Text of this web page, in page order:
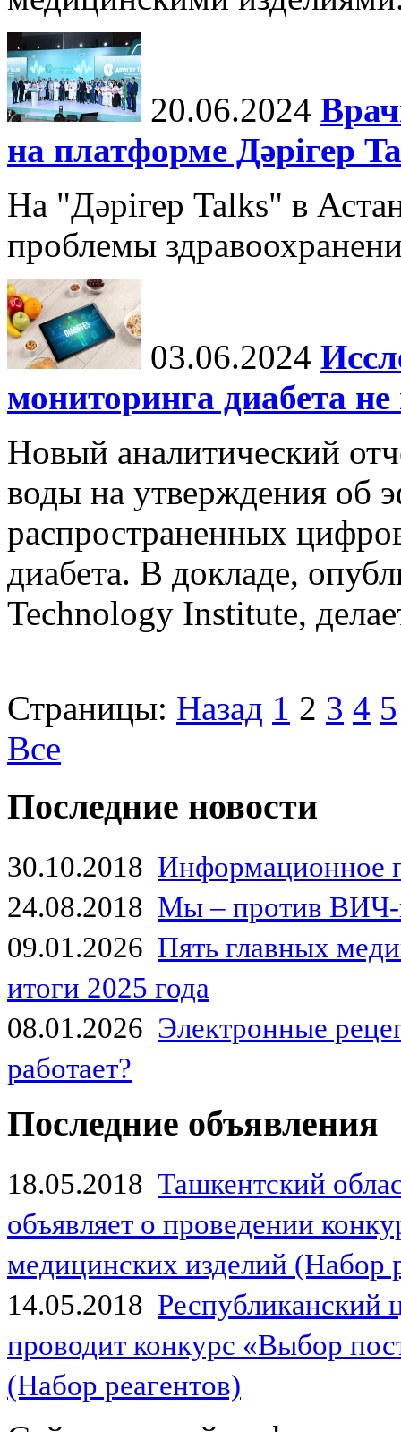
20.06.2024
на платформе Дәрігер
На "Дәрігер Talks" в
проблемы
03.06.2024
мониторинга диабета
Новый аналитический
воды на утверждения об
распространенных
диабета. В докладе,
Technology Institute,
Страницы: Назад 1 2 3 4 5
Все
Последние новости
30.10.2018 Информационное
24.08.2018 Мы – против
09.01.2026 Пять главных
итоги 2025 года
08.01.2026 Электронные
работает?
Последние объявления
18.05.2018 Ташкентский
объявляет о проведении
медицинских изделий (Набор
14.05.2018
проводит конкурс «Выбор
(Набор реагентов)